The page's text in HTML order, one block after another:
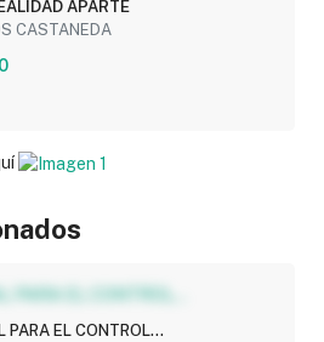
APARTE
CASTANEDA
PARA EL CONTROL...